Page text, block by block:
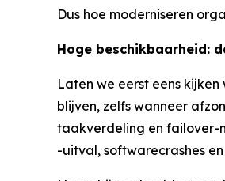
Dus hoe moderniseren
Hoge beschikbaarheid:
Laten we eerst eens
blijven, zelfs wanneer
taakverdeling en failover-
-uitval, softwarecrashes